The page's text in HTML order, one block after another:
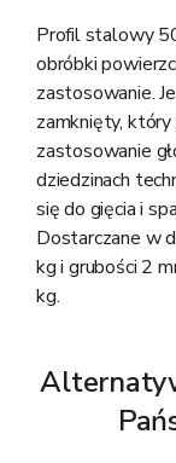
Profil stalowy
obróbki
zastosowanie.
zamknięty,
zastosowanie
dziedzinach
się do gięcia i
Dostarczane w
kg i grubości 2
kg.